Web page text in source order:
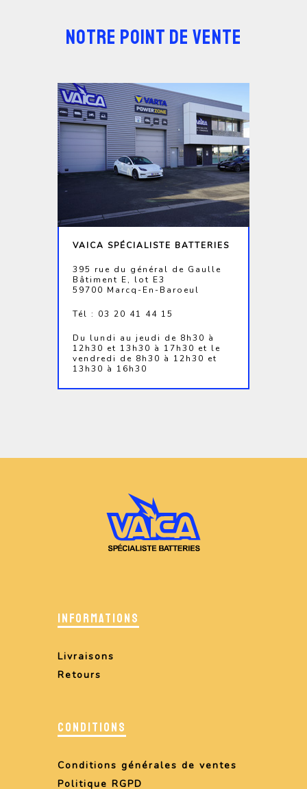
NOTRE POINT DE VENTE
VAICA SPÉCIALISTE BATTERIES
395 rue du général de Gaulle
Bâtiment E, lot E3
59700 Marcq-En-Baroeul
Tél : 03 20 41 44 15
Du lundi au jeudi de 8h30 à
12h30 et 13h30 à 17h30 et le
vendredi de 8h30 à 12h30 et
13h30 à 16h30
INFORMATIONS
Livraisons
Retours
CONDITIONS
Conditions générales de ventes
Politique RGPD